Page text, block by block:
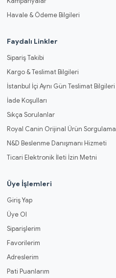
Havale & Ödeme Bilgileri
Faydalı Linkler
Sipariş Takibi
Kargo & Teslimat Bilgileri
İstanbul İçi Aynı Gün Teslimat Bilgileri
İade Koşulları
Sıkça Sorulanlar
Royal Canin Orijinal Ürün Sorgulama
N&D Beslenme Danışmanı Hizmeti
Ticari Elektronik İleti İzin Metni
Üye İşlemleri
Giriş Yap
Üye Ol
Siparişlerim
Favorilerim
Adreslerim
Pati Puanlarım